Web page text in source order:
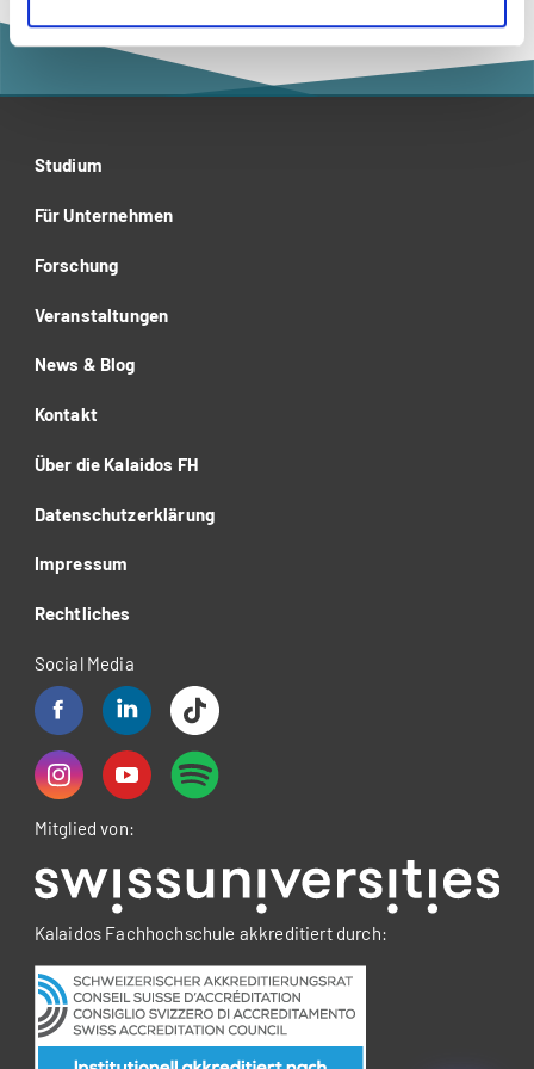
Studium
Für Unternehmen
Forschung
Veranstaltungen
News & Blog
Kontakt
Über die Kalaidos FH
Datenschutzerklärung
Impressum
Rechtliches
Social Media
Mitglied von:
Kalaidos Fachhochschule akkreditiert durch: